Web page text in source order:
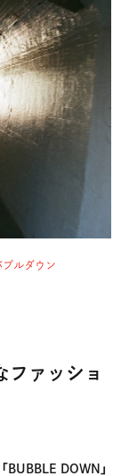
ブルダウン
ファッショ
BUBBLE DOWN」